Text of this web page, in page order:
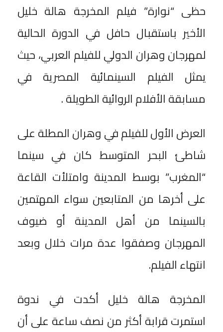
حظى “نوارة” فيلم المخرجة هالة خليل
الأخير باستقبال حافل في الدورة الحالية
لمهرجان وهران الدولي للفيلم العربي، حيث
يمثل الفيلم السينمائية المصرية في
مسابقة الأفلام الروائية الطويلة .
العرض الأول للفيلم في وهران المطلة على
شاطئ البحر المتوسط كان في سينما
“المغرب” بوسط المدينة وامتلأت القاعة
على أخرها من المتابعين سواء المهتمين
بالسينما من أهل المدينة أو ضيوف
المهرجان وصفقوا عدة مرات خلال وبعد
انتهاء الفيلم.
المخرجة هالة خليل أكدت في ندوة
استمرت قرابة أكثر من نصف ساعة على أن